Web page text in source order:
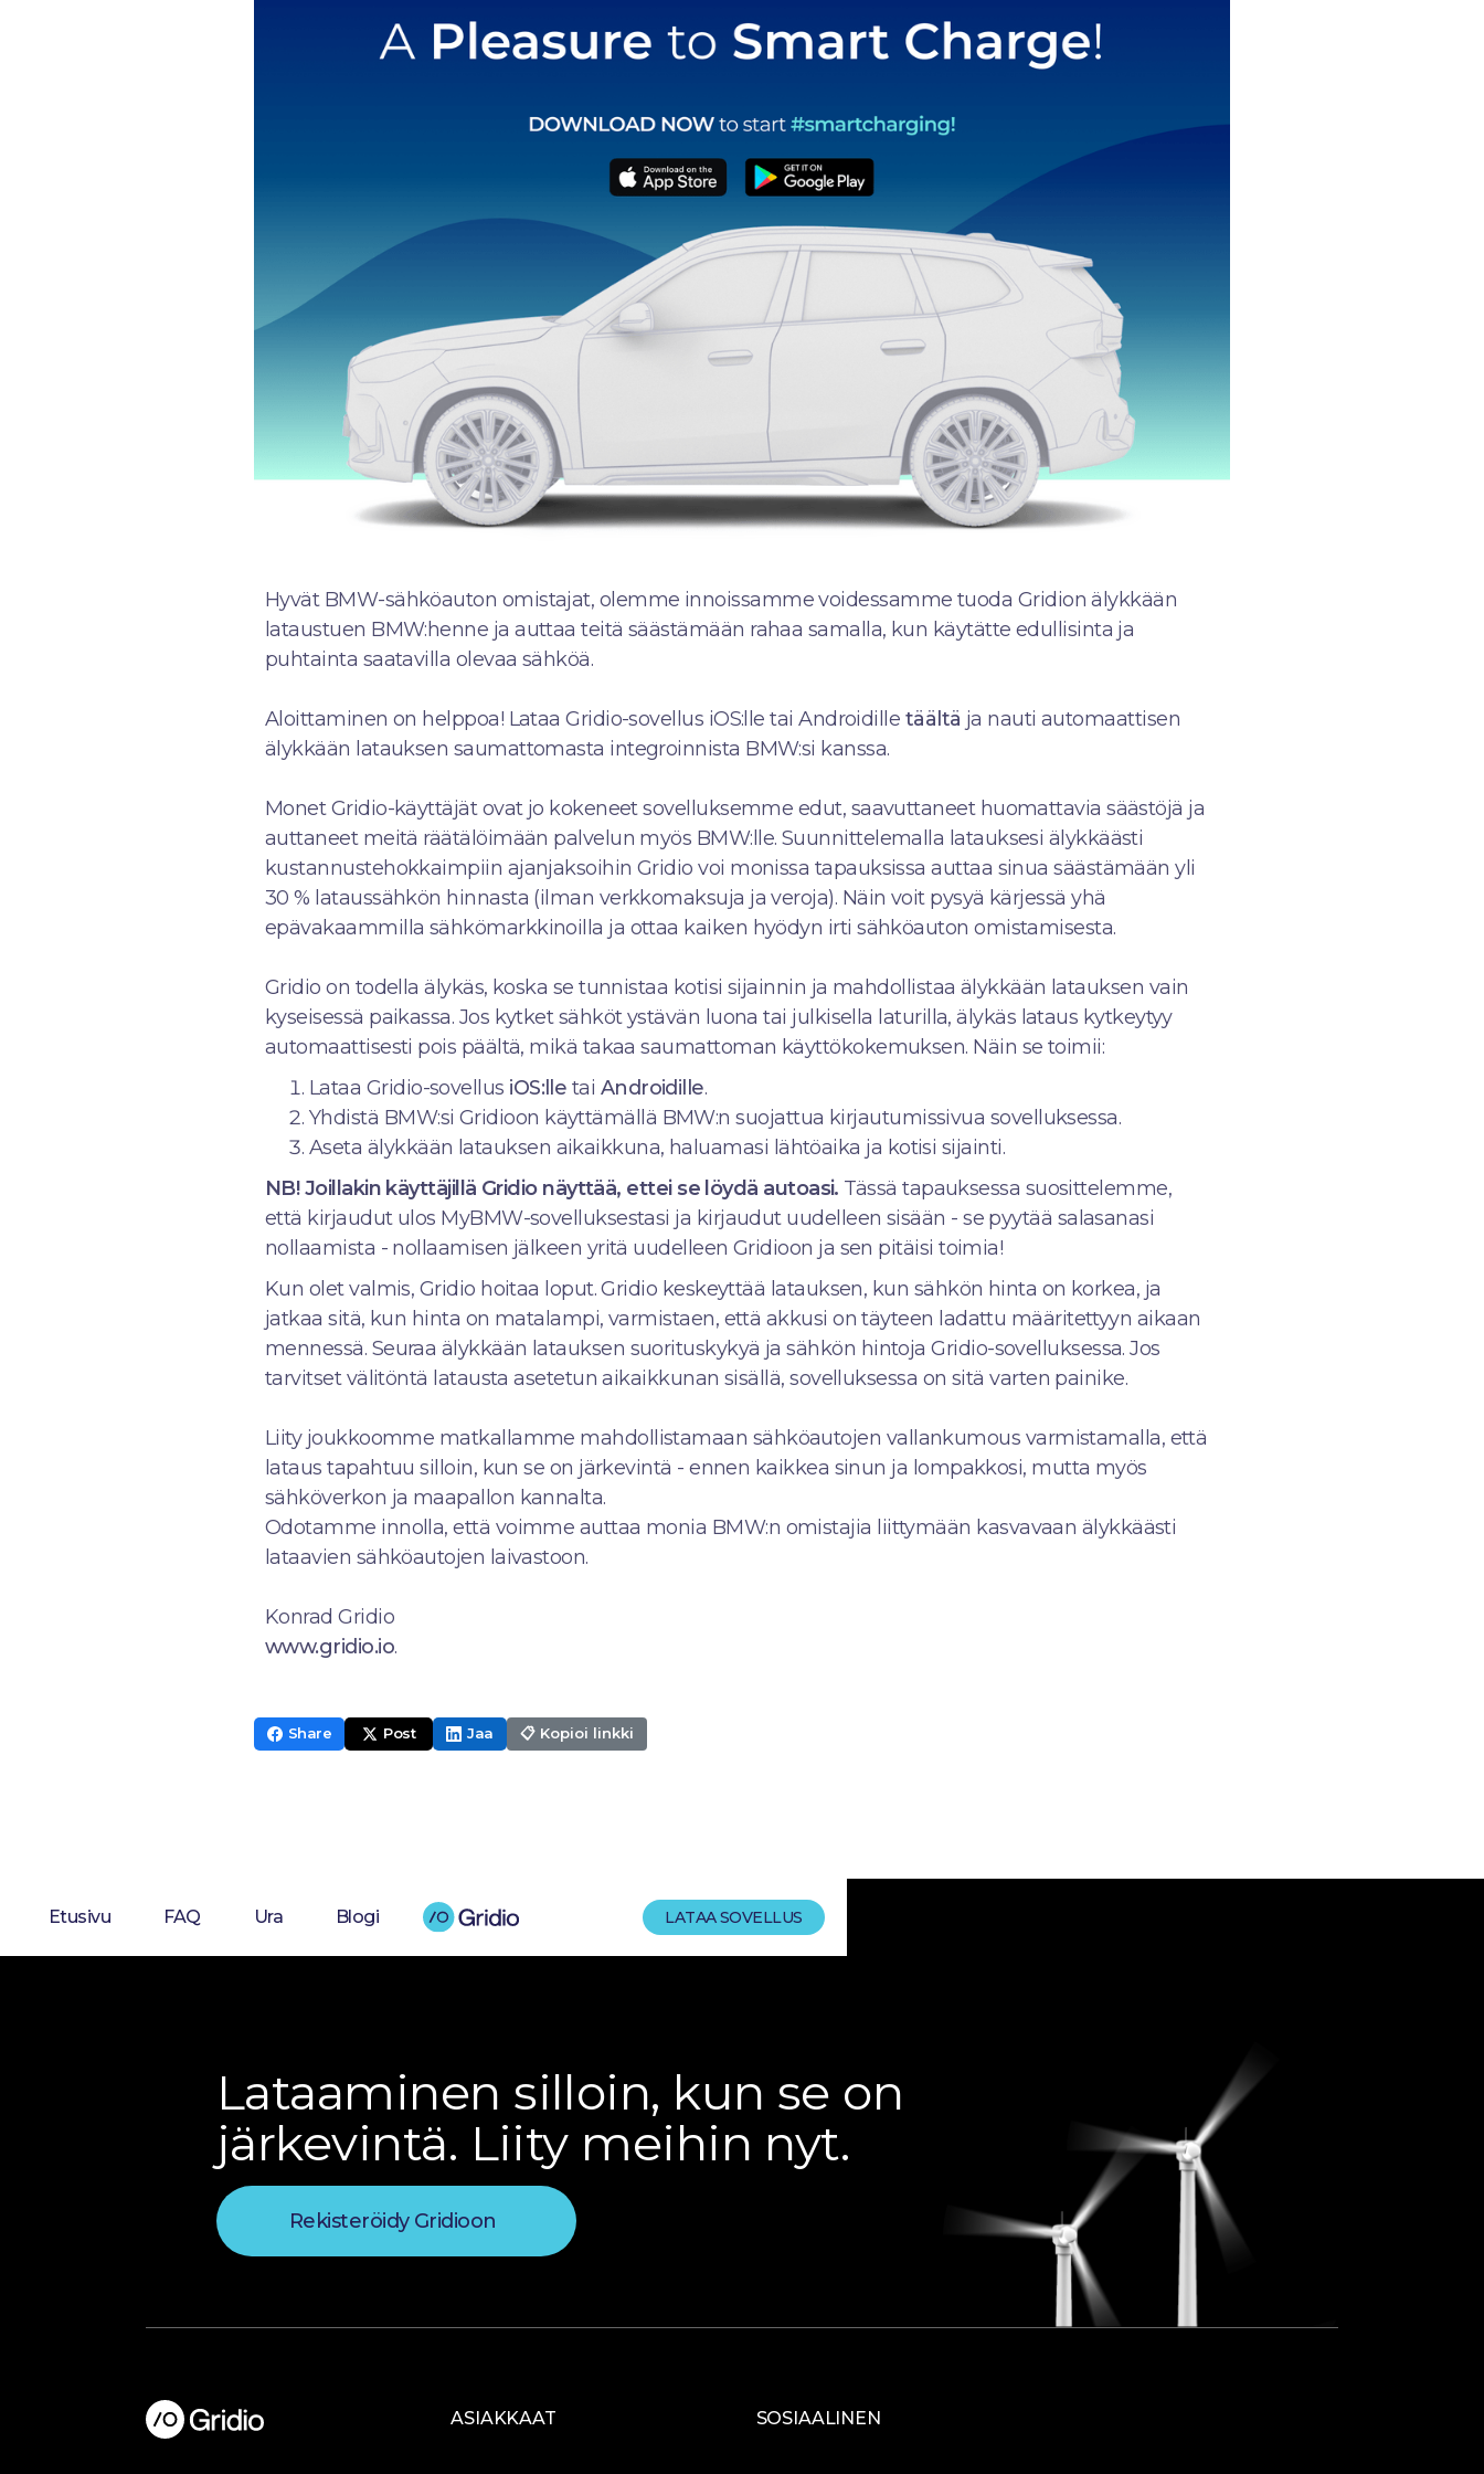
Hyvät BMW-sähköauton omistajat, olemme innoissamme voidessamme tuoda Gridion älykkään
lataustuen BMW:henne ja auttaa teitä säästämään rahaa samalla, kun käytätte edullisinta ja
puhtainta saatavilla olevaa sähköä.
Aloittaminen on helppoa! Lataa Gridio-sovellus iOS:lle tai Androidille täältä ja nauti automaattisen
älykkään latauksen saumattomasta integroinnista BMW:si kanssa.
Monet Gridio-käyttäjät ovat jo kokeneet sovelluksemme edut, saavuttaneet huomattavia säästöjä ja
auttaneet meitä räätälöimään palvelun myös BMW:lle. Suunnittelemalla latauksesi älykkäästi
kustannustehokkaimpiin ajanjaksoihin Gridio voi monissa tapauksissa auttaa sinua säästämään yli
30 % lataussähkön hinnasta (ilman verkkomaksuja ja veroja). Näin voit pysyä kärjessä yhä
epävakaammilla sähkömarkkinoilla ja ottaa kaiken hyödyn irti sähköauton omistamisesta.
Gridio on todella älykäs, koska se tunnistaa kotisi sijainnin ja mahdollistaa älykkään latauksen vain
kyseisessä paikassa. Jos kytket sähköt ystävän luona tai julkisella laturilla, älykäs lataus kytkeytyy
automaattisesti pois päältä, mikä takaa saumattoman käyttökokemuksen. Näin se toimii:
Lataa Gridio-sovellus iOS:lle tai Androidille.
Yhdistä BMW:si Gridioon käyttämällä BMW:n suojattua kirjautumissivua sovelluksessa.
Aseta älykkään latauksen aikaikkuna, haluamasi lähtöaika ja kotisi sijainti.
NB! Joillakin käyttäjillä Gridio näyttää, ettei se löydä autoasi. Tässä tapauksessa suosittelemme,
että kirjaudut ulos MyBMW-sovelluksestasi ja kirjaudut uudelleen sisään - se pyytää salasanasi
nollaamista - nollaamisen jälkeen yritä uudelleen Gridioon ja sen pitäisi toimia!
Kun olet valmis, Gridio hoitaa loput. Gridio keskeyttää latauksen, kun sähkön hinta on korkea, ja
jatkaa sitä, kun hinta on matalampi, varmistaen, että akkusi on täyteen ladattu määritettyyn aikaan
mennessä. Seuraa älykkään latauksen suorituskykyä ja sähkön hintoja Gridio-sovelluksessa. Jos
tarvitset välitöntä latausta asetetun aikaikkunan sisällä, sovelluksessa on sitä varten painike.
Liity joukkoomme matkallamme mahdollistamaan sähköautojen vallankumous varmistamalla, että
lataus tapahtuu silloin, kun se on järkevintä - ennen kaikkea sinun ja lompakkosi, mutta myös
sähköverkon ja maapallon kannalta.
Odotamme innolla, että voimme auttaa monia BMW:n omistajia liittymään kasvavaan älykkäästi
lataavien sähköautojen laivastoon.
Konrad Gridio
www.gridio.io.
Share Post Jaa 📋 Kopioi linkki
Etusivu FAQ Ura Blogi LATAA SOVELLUS
Lataaminen silloin, kun se on
järkevintä. Liity meihin nyt.
Rekisteröidy Gridioon
ASIAKKAAT SOSIAALINEN